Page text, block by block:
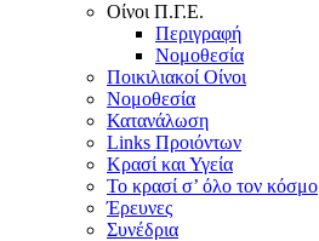
Oίνοι Π.Γ.E.
Περιγραφή
Νομοθεσία
Ποικιλιακοί Oίνοι
Nομοθεσία
Κατανάλωση
Links Προιόντων
Κρασί και Υγεία
To κρασί σ’ όλο τον κόσμο
Έρευνες
Συνέδρια